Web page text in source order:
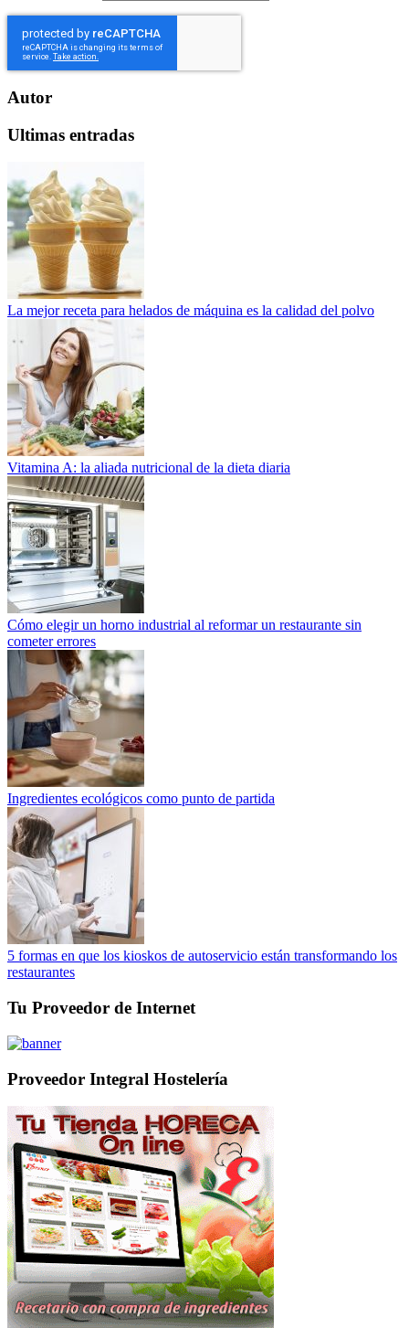
Autor
Ultimas entradas
La mejor receta para helados de máquina es la calidad del polvo
Vitamina A: la aliada nutricional de la dieta diaria
Cómo elegir un horno industrial al reformar un restaurante sin
cometer errores
Ingredientes ecológicos como punto de partida
5 formas en que los kioskos de autoservicio están transformando los
restaurantes
Tu Proveedor de Internet
Proveedor Integral Hostelería